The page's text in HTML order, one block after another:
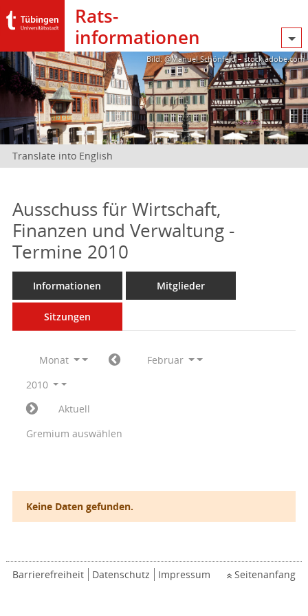
Rats­
informationen
Bild: @Manuel Schönfeld – stock.adobe.com
Translate into English
Ausschuss für Wirtschaft,
Finanzen und Verwaltung -
Termine 2010
Informationen Mitglieder
Sitzungen
Monat
Februar
2010
Aktuell
Gremium auswählen
Keine Daten gefunden.
Barrierefreiheit Datenschutz Impressum Seitenanfang